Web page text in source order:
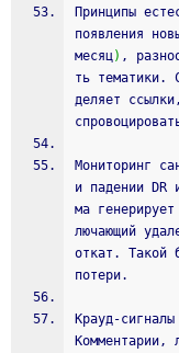
Принципы
появления
месяц) ,
ть тематики.
деляет
Мониторинг
и падении DR
ма
лючающий
откат. Такой
потери.
Комментарии,